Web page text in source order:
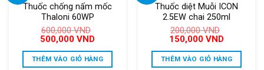
Thuốc chống nấm mốc
Thaloni 60WP
600,000VND
Giá
là:
600,000 VND.
500,000 VNDGiá
tại
là:
THÊM VÀO GIỎ HÀNG
Thuốc diệt Muỗi ICON
2.5EW chai 250ml
200,000VND
Giá
là:
200,000 VND.
150,000 VNDGiá
tại
là:
THÊM VÀO GIỎ HÀNG